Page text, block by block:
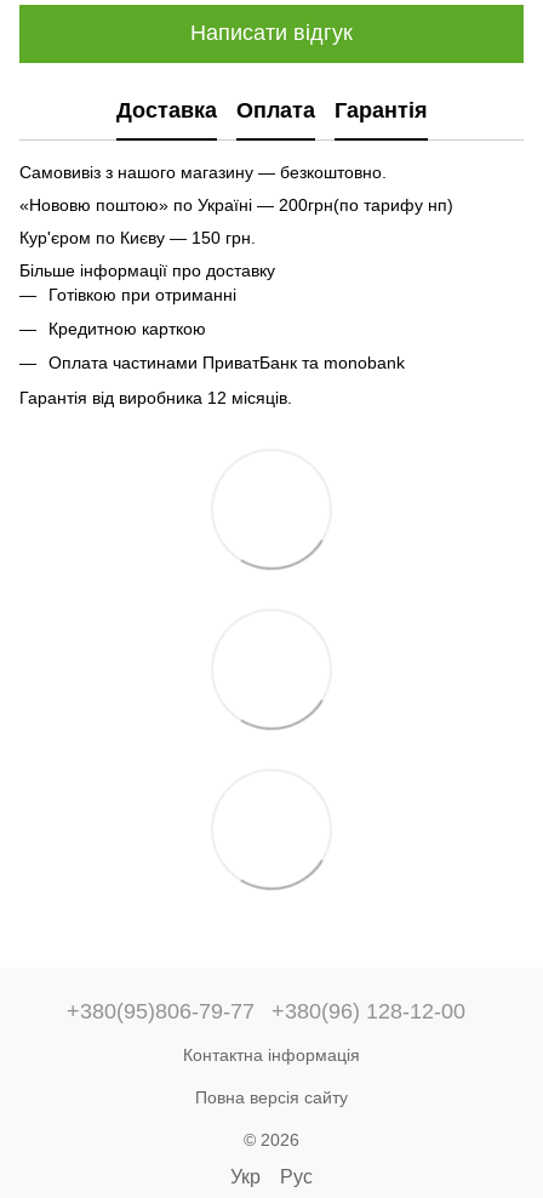
Написати відгук
Доставка Оплата Гарантія
Самовивіз з нашого магазину — безкоштовно.
«Нововю поштою» по Україні — 200грн(по тарифу нп)
Кур'єром по Києву — 150 грн.
Більше інформації про доставку
Готівкою при отриманні
Кредитною карткою
Оплата частинами ПриватБанк та monobank
Гарантія від виробника 12 місяців.
+380(95)806-79-77 +380(96) 128-12-00
Контактна інформація
Повна версія сайту
© 2026
Укр Рус